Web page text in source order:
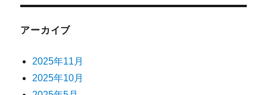
アーカイブ
2025年11月
2025年10月